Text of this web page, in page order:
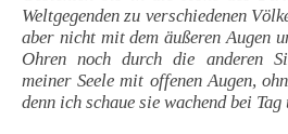
Weltgegenden zu verschiedenen
aber nicht mit dem äußeren Augen
Ohren noch durch die anderen
meiner Seele mit offenen Augen,
denn ich schaue sie wachend bei